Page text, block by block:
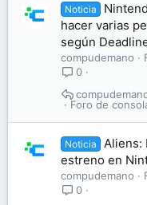
Noticia
hacer varias
según
compudemano
0
Foro de
Noticia
Aliens:
estreno en
compudemano
0